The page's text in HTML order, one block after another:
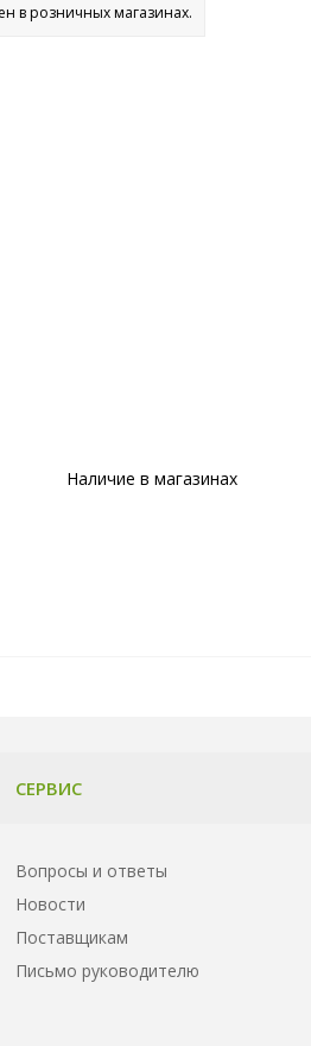
в розничных магазинах.
Наличие в магазинах
СЕРВИС
Вопросы и ответы
Новости
Поставщикам
Письмо руководителю